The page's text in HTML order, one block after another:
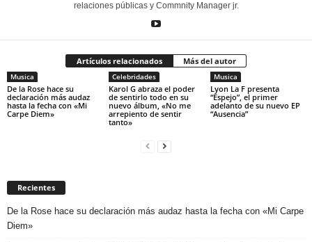
relaciones públicas y Commnity Manager jr.
Artículos relacionados Más del autor
Musica
De la Rose hace su
declaración más audaz
hasta la fecha con «Mi
Carpe Diem»
Celebridades
Karol G abraza el poder
de sentirlo todo en su
nuevo álbum, «No me
arrepiento de sentir
tanto»
Musica
Lyon La F presenta
“Espejo”, el primer
adelanto de su nuevo EP
“Ausencia”
Recientes
De la Rose hace su declaración más audaz hasta la fecha con «Mi Carpe
Diem»